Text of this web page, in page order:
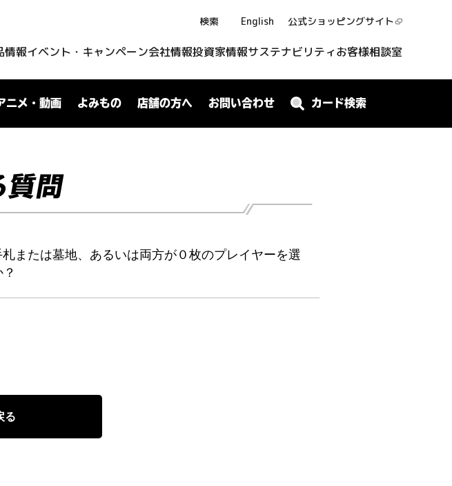
検索 English 公式ショッピングサイト
情報イベント・キャンペーン会社情報投資家情報サステナビリティお客様相談室
ニメ・動画 よみもの 店舗の方へ お問い合わせ カード検索
質問
または墓地、あるいは両方が０枚のプレイヤーを選
る